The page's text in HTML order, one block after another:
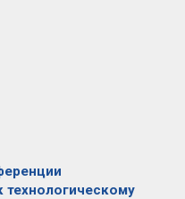
технологическому